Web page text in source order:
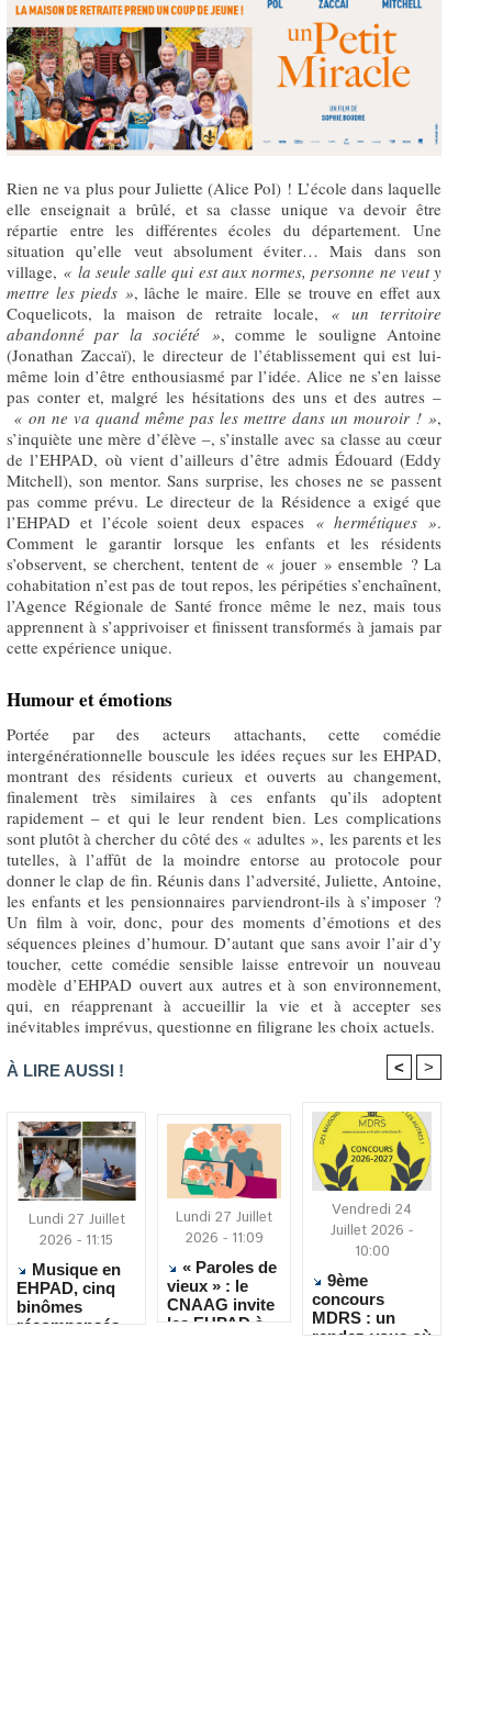
Rien ne va plus pour Juliette (Alice Pol) ! L’école dans laquelle
elle enseignait a brûlé, et sa classe unique va devoir être
répartie entre les différentes écoles du département. Une
situation qu’elle veut absolument éviter… Mais dans son
village, « la seule salle qui est aux normes, personne ne veut y
mettre les pieds », lâche le maire. Elle se trouve en effet aux
Coquelicots, la maison de retraite locale, « un territoire
abandonné par la société », comme le souligne Antoine
(Jonathan Zaccaï), le directeur de l’établissement qui est lui-
même loin d’être enthousiasmé par l’idée. Alice ne s’en laisse
pas conter et, malgré les hésitations des uns et des autres –
« on ne va quand même pas les mettre dans un mouroir ! »,
s’inquiète une mère d’élève –, s’installe avec sa classe au cœur
de l’EHPAD, où vient d’ailleurs d’être admis Édouard (Eddy
Mitchell), son mentor. Sans surprise, les choses ne se passent
pas comme prévu. Le directeur de la Résidence a exigé que
l’EHPAD et l’école soient deux espaces « hermétiques ».
Comment le garantir lorsque les enfants et les résidents
s’observent, se cherchent, tentent de « jouer » ensemble ? La
cohabitation n’est pas de tout repos, les péripéties s’enchaînent,
l’Agence Régionale de Santé fronce même le nez, mais tous
apprennent à s’apprivoiser et finissent transformés à jamais par
cette expérience unique.
Humour et émotions
Portée par des acteurs attachants, cette comédie
intergénérationnelle bouscule les idées reçues sur les EHPAD,
montrant des résidents curieux et ouverts au changement,
finalement très similaires à ces enfants qu’ils adoptent
rapidement – et qui le leur rendent bien. Les complications
sont plutôt à chercher du côté des « adultes », les parents et les
tutelles, à l’affût de la moindre entorse au protocole pour
donner le clap de fin. Réunis dans l’adversité, Juliette, Antoine,
les enfants et les pensionnaires parviendront-ils à s’imposer ?
Un film à voir, donc, pour des moments d’émotions et des
séquences pleines d’humour. D’autant que sans avoir l’air d’y
toucher, cette comédie sensible laisse entrevoir un nouveau
modèle d’EHPAD ouvert aux autres et à son environnement,
qui, en réapprenant à accueillir la vie et à accepter ses
inévitables imprévus, questionne en filigrane les choix actuels.
À LIRE AUSSI ! < >
Lundi 27 Juillet
2026 - 11:15
Musique en
EHPAD, cinq
binômes
récompensés
Lundi 27 Juillet
2026 - 11:09
« Paroles de
vieux » : le
CNAAG invite
les EHPAD à
Vendredi 24
Juillet 2026 -
10:00
9ème
concours
MDRS : un
rendez-vous où